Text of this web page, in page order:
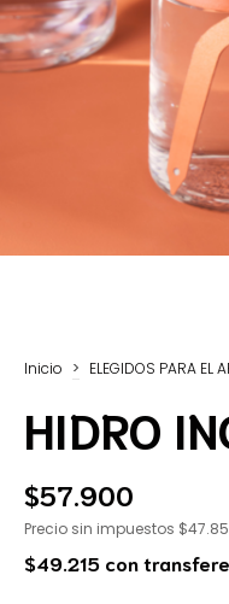
Inicio > ELEGIDOS PARA EL
HIDRO
$57.900
Precio sin impuestos
$49.215 con